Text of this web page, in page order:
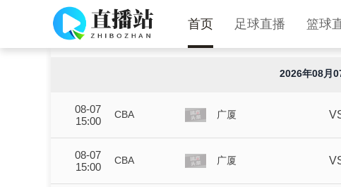
首页 足球直播 篮球
CBA直播
2026年08月
08-07
15:00
CBA 广厦
08-07
15:00
CBA 广厦